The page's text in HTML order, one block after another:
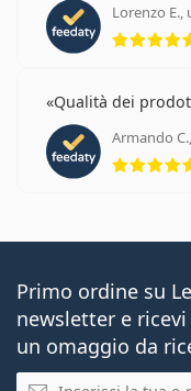
Lorenzo
Qualità dei
Armando
Primo ordine su
newsletter e
un omaggio da
E-mail